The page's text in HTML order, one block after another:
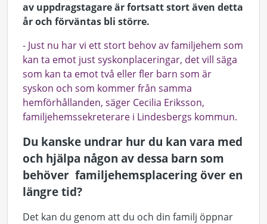
av uppdragstagare är fortsatt stort även detta
år och förväntas bli större.
- Just nu har vi ett stort behov av familjehem som
kan ta emot just syskonplaceringar, det vill säga
som kan ta emot två eller fler barn som är
syskon och som kommer från samma
hemförhållanden, säger Cecilia Eriksson,
familjehemssekreterare i Lindesbergs kommun.
Du kanske undrar hur du kan vara med
och hjälpa någon av dessa barn som
behöver familjehemsplacering över en
längre tid?
Det kan du genom att du och din familj öppnar